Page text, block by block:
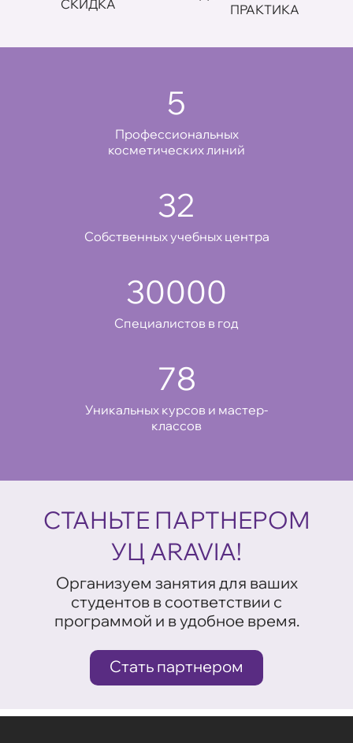
СКИДКА
ПРАКТИКА
5
Профессиональных
косметических линий
32
Cобственных учебных центра
30000
Специалистов в год
78
Уникальных курсов и мастер-
классов
СТАНЬТЕ ПАРТНЕРОМ
УЦ ARAVIA!
Организуем занятия для ваших
студентов в соответствии с
программой и в удобное время.
Стать партнером